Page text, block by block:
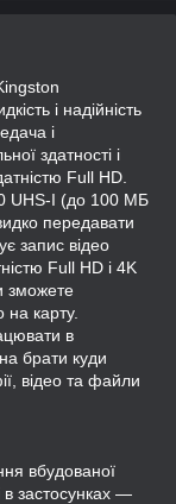
і надійність
і
здатності і
Full HD.
UHS-I (до 100 МБ
передавати
запис відео
Full HD і 4K
зможете
карту.
в
брати куди
відео та файли
вбудованої
в застосунках —